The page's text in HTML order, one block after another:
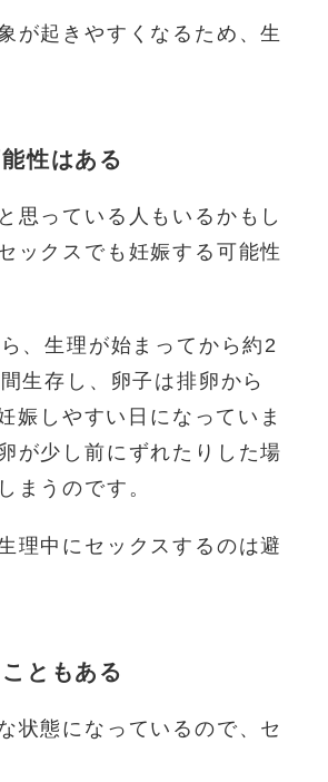
が起きやすくなるため、生
性はある
思っている人もいるかもし
ックスでも妊娠する可能性
、生理が始まってから約2
生存し、卵子は排卵から
娠しやすい日になっていま
が少し前にずれたりした場
まうのです。
理中にセックスするのは避
ともある
状態になっているので、セ